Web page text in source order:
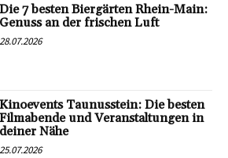
Die 7 besten Biergärten Rhein-Main:
Genuss an der frischen Luft
28.07.2026
Kinoevents Taunusstein: Die besten
Filmabende und Veranstaltungen in
deiner Nähe
25.07.2026